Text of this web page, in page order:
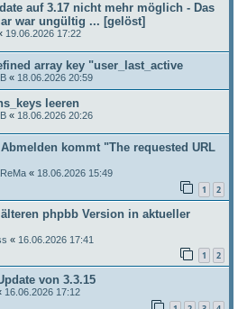
auf 3.17 nicht mehr möglich - Das
war ungültig ... [gelöst]
19.06.2026 17:22
array key "user_last_active
« 18.06.2026 20:59
leeren
« 18.06.2026 20:26
kommt "The requested URL
« 18.06.2026 15:49
1 2
phpbb Version in aktueller
« 16.06.2026 17:41
1 2
von 3.3.15
16.06.2026 17:12